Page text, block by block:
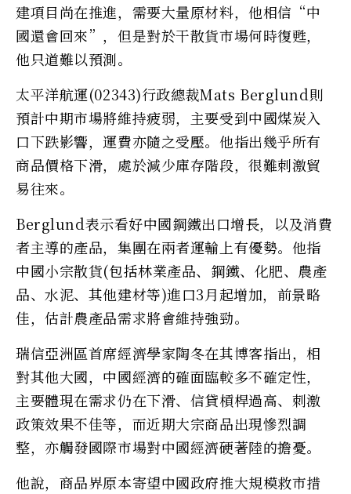
建項目尚在推進，需要大量原材料，他相信“中
國還會回來”，但是對於干散貨市場何時復甦，
他只道難以預測。
太平洋航運(02343)行政總裁Mats Berglund則
預計中期市場將維持疲弱，主要受到中國煤炭入
口下跌影響，運費亦隨之受壓。他指出幾乎所有
商品價格下滑，處於減少庫存階段，很難刺激貿
易往來。
Berglund表示看好中國鋼鐵出口增長，以及消費
者主導的產品，集團在兩者運輸上有優勢。他指
中國小宗散貨(包括林業產品、鋼鐵、化肥、農產
品、水泥、其他建材等)進口3月起增加，前景略
佳，估計農產品需求將會維持強勁。
瑞信亞洲區首席經濟學家陶冬在其博客指出，相
對其他大國，中國經濟的確面臨較多不確定性，
主要體現在需求仍在下滑、信貸槓桿過高、刺激
政策效果不佳等，而近期大宗商品出現慘烈調
整，亦觸發國際市場對中國經濟硬著陸的擔憂。
他說，商品界原本寄望中國政府推大規模救市措